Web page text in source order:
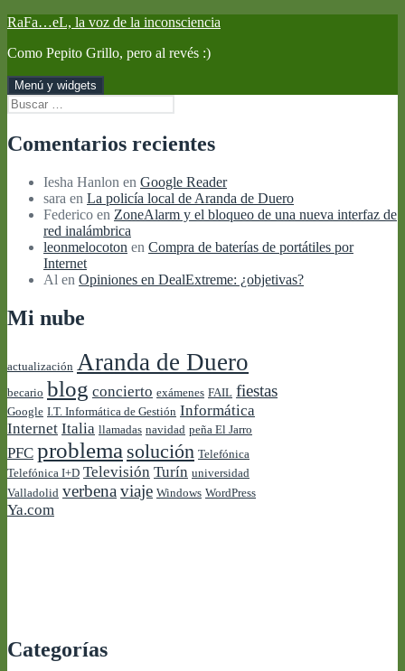
Saltar
contenido
RaFa…eL, la voz de la inconsciencia
Como Pepito Grillo, pero al revés :)
Menú y widgets
Buscar:
Comentarios recientes
Iesha Hanlon en Google Reader
sara en La policía local de Aranda de Duero
Federico en ZoneAlarm y el bloqueo de una nueva interfaz de
red inalámbrica
leonmelocoton en Compra de baterías de portátiles por
Internet
Al en Opiniones en DealExtreme: ¿objetivas?
Mi nube
actualización Aranda de Duero
becario blog concierto exámenes FAIL fiestas
Google I.T. Informática de Gestión Informática
Internet Italia llamadas navidad peña El Jarro
PFC problema solución Telefónica
Telefónica I+D Televisión Turín universidad
Valladolid verbena viaje Windows WordPress
Ya.com
Categorías